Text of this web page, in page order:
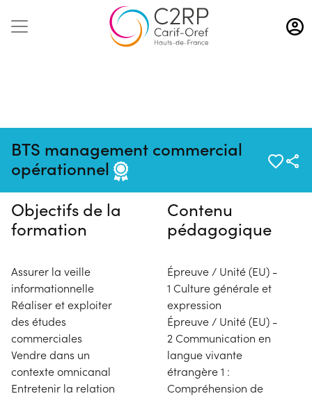
Aller
au
contenu
BTS management commercial
opérationnel
Pas de session programmée en
ce moment
Objectifs de la
formation
Assurer la veille
informationnelle
Réaliser et exploiter
des études
commerciales
Vendre dans un
contexte omnicanal
Entretenir la relation
Contenu
pédagogique
Épreuve / Unité (EU) -
1 Culture générale et
expression
Épreuve / Unité (EU) -
2 Communication en
langue vivante
étrangère 1 :
Compréhension de